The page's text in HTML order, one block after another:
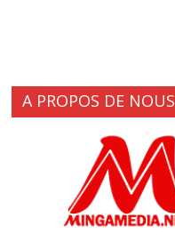
A PROPOS DE NOUS